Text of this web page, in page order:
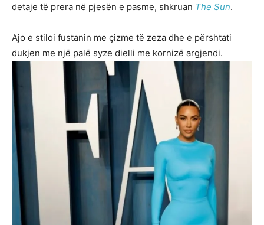
detaje të prera në pjesën e pasme, shkruan The Sun.
Ajo e stiloi fustanin me çizme të zeza dhe e përshtati
dukjen me një palë syze dielli me kornizë argjendi.